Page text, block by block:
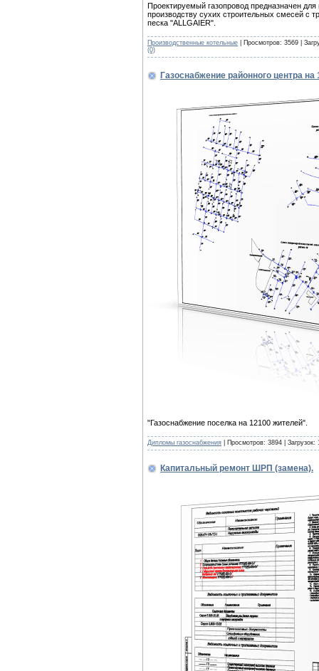
Проектируемый газопровод предназначен
производству сухих строительных смесей с
песка "ALLGAIER".
Производственные котельные | Просмотров: 3569 |
(0)
Газоснабжение районного центра на
"Газоснабжение поселка на 12100 жителей".
Дипломы газоснабжения | Просмотров: 3894 |
Капитальный ремонт ШРП (замена).